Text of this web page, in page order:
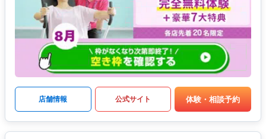
店舗情報 公式サイト 体験・相談予約